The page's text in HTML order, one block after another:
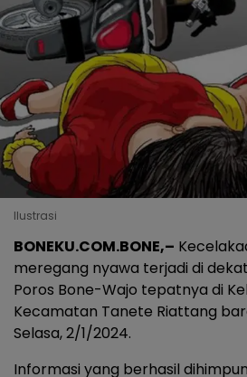
Ilustrasi
BONEKU.COM.BONE,–
meregang nyawa terjadi di dekat
Poros Bone-Wajo tepatnya di
Kecamatan Tanete Riattang
Selasa, 2/1/2024.
Informasi yang berhasil